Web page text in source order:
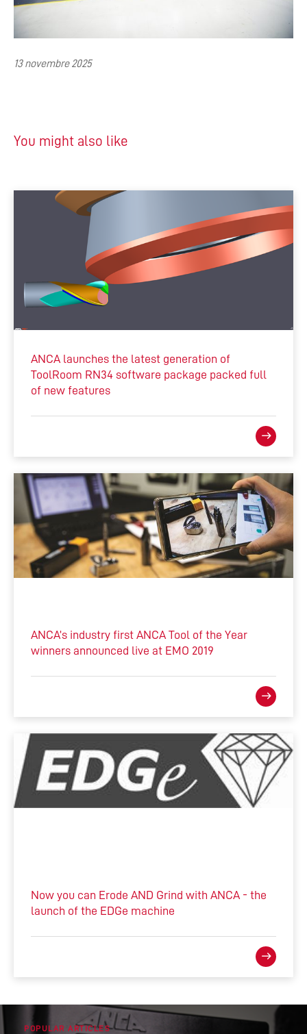
13 novembre 2025
You might also like
ANCA launches the latest generation of
ToolRoom RN34 software package packed full
of new features
ANCA’s industry first ANCA Tool of the Year
winners announced live at EMO 2019
Now you can Erode AND Grind with ANCA - the
launch of the EDGe machine
POPULAR ARTICLES